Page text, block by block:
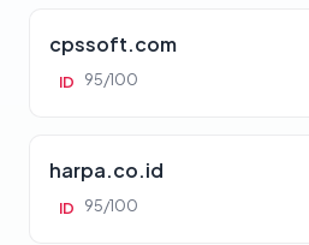
cpssoft.com
ID 95/100
harpa.co.id
ID 95/100